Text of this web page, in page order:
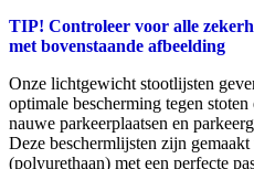
TIP! Controleer voor alle
met bovenstaande afbeelding
Onze lichtgewicht stootlijsten
optimale bescherming tegen
nauwe parkeerplaatsen en
Deze beschermlijsten zijn
(polyurethaan) met een perfecte